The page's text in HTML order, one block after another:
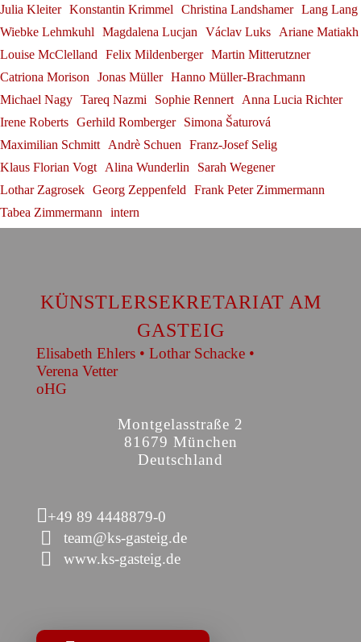
Julia Kleiter Konstantin Krimmel Christina Landshamer Lang Lang
Wiebke Lehmkuhl Magdalena Lucjan Václav Luks Ariane Matiakh
Louise McClelland Felix Mildenberger Martin Mitterutzner
Catriona Morison Jonas Müller Hanno Müller-Brachmann
Michael Nagy Tareq Nazmi Sophie Rennert Anna Lucia Richter
Irene Roberts Gerhild Romberger
Simona Šaturová
Maximilian Schmitt Andrè Schuen Franz-Josef Selig
Klaus Florian Vogt Alina Wunderlin
Sarah Wegener
Lothar Zagrosek Georg Zeppenfeld Frank Peter Zimmermann
Tabea Zimmermann intern
KÜNSTLERSEKRETARIAT AM
GASTEIG
Elisabeth Ehlers • Lothar Schacke •
Verena Vetter
oHG
Montgelasstraße 2
81679 München
Deutschland
+49 89 4448879-0
team@ks-gasteig.de
www.ks-gasteig.de